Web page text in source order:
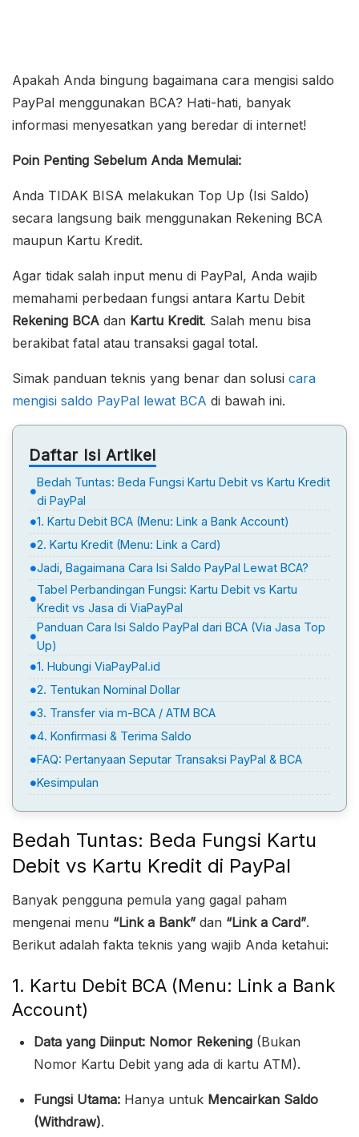
Apakah Anda bingung bagaimana cara mengisi saldo
PayPal menggunakan BCA? Hati-hati, banyak
informasi menyesatkan yang beredar di internet!
Poin Penting Sebelum Anda Memulai:
Anda TIDAK BISA melakukan Top Up (Isi Saldo)
secara langsung baik menggunakan Rekening BCA
maupun Kartu Kredit.
Agar tidak salah input menu di PayPal, Anda wajib
memahami perbedaan fungsi antara Kartu Debit
Rekening BCA dan Kartu Kredit. Salah menu bisa
berakibat fatal atau transaksi gagal total.
Simak panduan teknis yang benar dan solusi cara
mengisi saldo PayPal lewat BCA di bawah ini.
Daftar Isi Artikel
Bedah Tuntas: Beda Fungsi Kartu Debit vs Kartu Kredit
di PayPal
1. Kartu Debit BCA (Menu: Link a Bank Account)
2. Kartu Kredit (Menu: Link a Card)
Jadi, Bagaimana Cara Isi Saldo PayPal Lewat BCA?
Tabel Perbandingan Fungsi: Kartu Debit vs Kartu
Kredit vs Jasa di ViaPayPal
Panduan Cara Isi Saldo PayPal dari BCA (Via Jasa Top
Up)
1. Hubungi ViaPayPal.id
2. Tentukan Nominal Dollar
3. Transfer via m-BCA / ATM BCA
4. Konfirmasi & Terima Saldo
FAQ: Pertanyaan Seputar Transaksi PayPal & BCA
Kesimpulan
Bedah Tuntas: Beda Fungsi Kartu
Debit vs Kartu Kredit di PayPal
Banyak pengguna pemula yang gagal paham
mengenai menu “Link a Bank” dan “Link a Card”.
Berikut adalah fakta teknis yang wajib Anda ketahui:
1. Kartu Debit BCA (Menu: Link a Bank
Account)
Data yang Diinput: Nomor Rekening (Bukan
Nomor Kartu Debit yang ada di kartu ATM).
Fungsi Utama: Hanya untuk Mencairkan Saldo
(Withdraw).